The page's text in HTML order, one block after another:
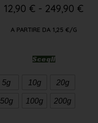
12,90 € - 249,90 €
A PARTIRE DA 1,25 €/G
Scegli
5g 10g 20g
50g 100g 200g